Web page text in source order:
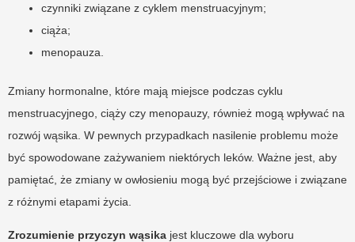
czynniki związane z cyklem menstruacyjnym;
ciąża;
menopauza.
Zmiany hormonalne, które mają miejsce podczas cyklu
menstruacyjnego, ciąży czy menopauzy, również mogą wpływać na
rozwój wąsika. W pewnych przypadkach nasilenie problemu może
być spowodowane zażywaniem niektórych leków. Ważne jest, aby
pamiętać, że zmiany w owłosieniu mogą być przejściowe i związane
z różnymi etapami życia.
Zrozumienie przyczyn wąsika jest kluczowe dla wyboru